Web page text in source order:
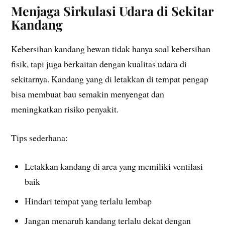
Menjaga Sirkulasi Udara di Sekitar
Kandang
Kebersihan kandang hewan tidak hanya soal kebersihan
fisik, tapi juga berkaitan dengan kualitas udara di
sekitarnya. Kandang yang di letakkan di tempat pengap
bisa membuat bau semakin menyengat dan
meningkatkan risiko penyakit.
Tips sederhana:
Letakkan kandang di area yang memiliki ventilasi
baik
Hindari tempat yang terlalu lembap
Jangan menaruh kandang terlalu dekat dengan